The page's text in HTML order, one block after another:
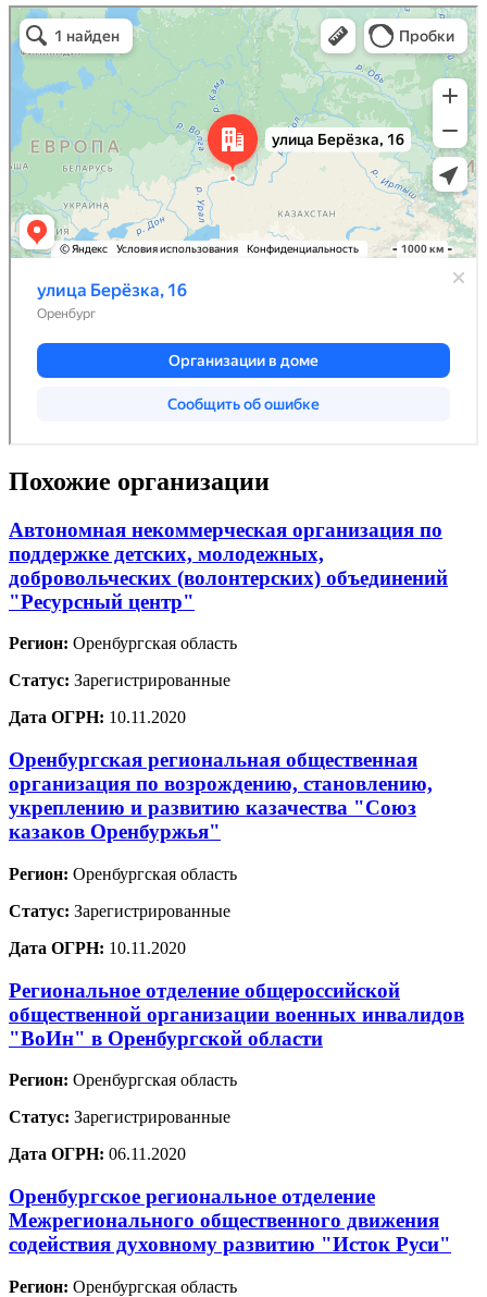
Похожие организации
Автономная некоммерческая организация по
поддержке детских, молодежных,
добровольческих (волонтерских) объединений
"Ресурсный центр"
Регион: Оренбургская область
Статус: Зарегистрированные
Дата ОГРН: 10.11.2020
Оренбургская региональная общественная
организация по возрождению, становлению,
укреплению и развитию казачества "Союз
казаков Оренбуржья"
Регион: Оренбургская область
Статус: Зарегистрированные
Дата ОГРН: 10.11.2020
Региональное отделение общероссийской
общественной организации военных инвалидов
"ВоИн" в Оренбургской области
Регион: Оренбургская область
Статус: Зарегистрированные
Дата ОГРН: 06.11.2020
Оренбургское региональное отделение
Межрегионального общественного движения
содействия духовному развитию "Исток Руси"
Регион: Оренбургская область